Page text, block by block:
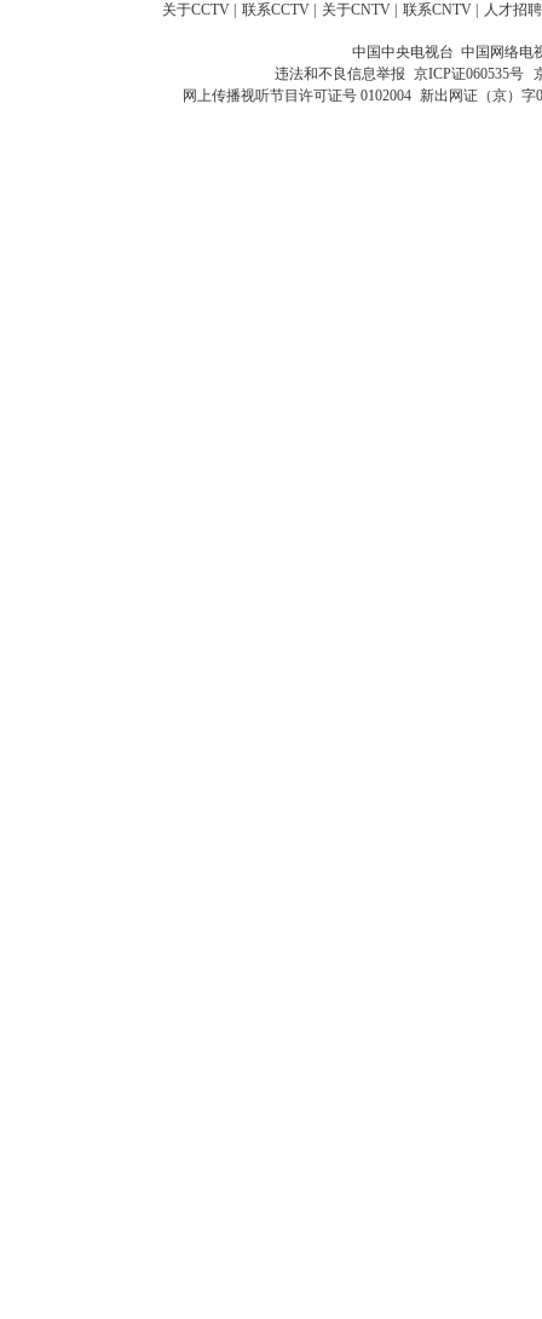
关于CCTV 联系CCTV 关于CNTV 联系CNTV 人才招聘
中国中央电视台 中国网络电
违法和不良信息举报 京ICP证060535号
网上传播视听节目许可证号 0102004 新出网证（京）